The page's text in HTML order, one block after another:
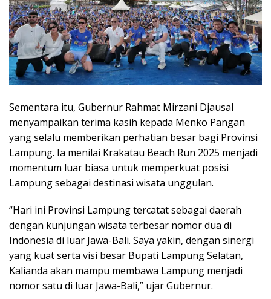
Sementara itu, Gubernur Rahmat Mirzani Djausal
menyampaikan terima kasih kepada Menko Pangan
yang selalu memberikan perhatian besar bagi Provinsi
Lampung. Ia menilai Krakatau Beach Run 2025 menjadi
momentum luar biasa untuk memperkuat posisi
Lampung sebagai destinasi wisata unggulan.
“Hari ini Provinsi Lampung tercatat sebagai daerah
dengan kunjungan wisata terbesar nomor dua di
Indonesia di luar Jawa-Bali. Saya yakin, dengan sinergi
yang kuat serta visi besar Bupati Lampung Selatan,
Kalianda akan mampu membawa Lampung menjadi
nomor satu di luar Jawa-Bali,” ujar Gubernur.